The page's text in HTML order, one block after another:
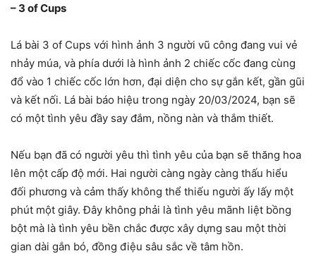
– 3 of Cups
Lá bài 3 of Cups với hình ảnh 3 người vũ công đang vui vẻ
nhảy múa, và phía dưới là hình ảnh 2 chiếc cốc đang cùng
đổ vào 1 chiếc cốc lớn hơn, đại diện cho sự gắn kết, gần gũi
và kết nối. Lá bài báo hiệu trong ngày 20/03/2024, bạn sẽ
có một tình yêu đầy say đắm, nồng nàn và thắm thiết.
Nếu bạn đã có người yêu thì tình yêu của bạn sẽ thăng hoa
lên một cấp độ mới. Hai người càng ngày càng thấu hiểu
đối phương và cảm thấy không thể thiếu người ấy lấy một
phút một giây. Đây không phải là tình yêu mãnh liệt bồng
bột mà là tình yêu bền chắc được xây dựng sau một thời
gian dài gắn bó, đồng điệu sâu sắc về tâm hồn.